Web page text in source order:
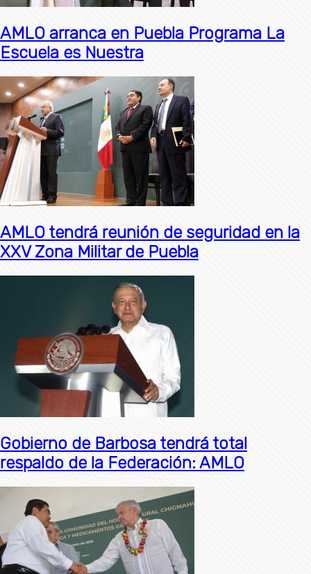
AMLO arranca en Puebla Programa La
Escuela es Nuestra
AMLO tendrá reunión de seguridad en la
XXV Zona Militar de Puebla
Gobierno de Barbosa tendrá total
respaldo de la Federación: AMLO